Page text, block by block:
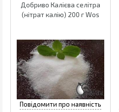
Добриво Калієва селітра
(нітрат калію) 200 г Wos